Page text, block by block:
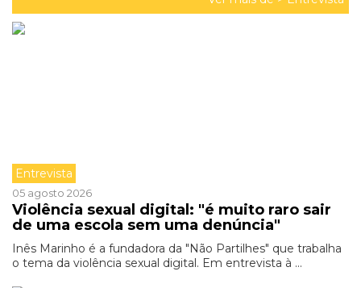
Entrevista
05 agosto 2026
Violência sexual digital: "é muito raro sair
de uma escola sem uma denúncia"
Inês Marinho é a fundadora da "Não Partilhes" que trabalha
o tema da violência sexual digital. Em entrevista à ...